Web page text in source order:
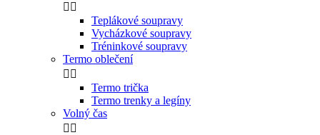
 
Teplákové soupravy
Vycházkové soupravy
Tréninkové soupravy
Termo oblečení
 
Termo trička
Termo trenky a legíny
Volný čas
 